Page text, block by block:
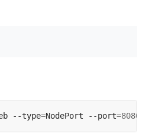
--type=NodePort --port=8080